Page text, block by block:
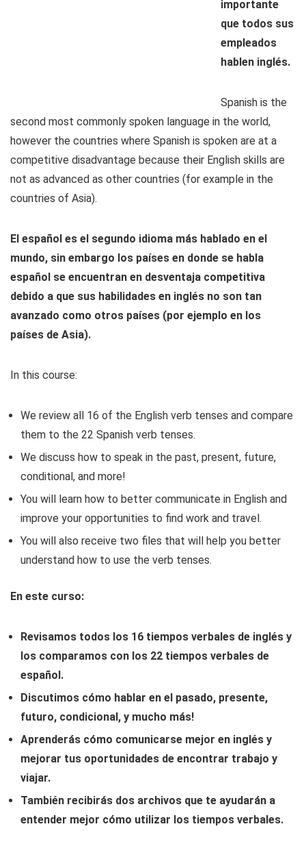
importante
que todos sus
empleados
hablen inglés.
Spanish is the
second most commonly spoken language in the world,
however the countries where Spanish is spoken are at a
competitive disadvantage because their English skills are
not as advanced as other countries (for example in the
countries of Asia).
El español es el segundo idioma más hablado en el
mundo, sin embargo los países en donde se habla
español se encuentran en desventaja competitiva
debido a que sus habilidades en inglés no son tan
avanzado como otros países (por ejemplo en los
países de Asia).
In this course:
We review all 16 of the English verb tenses and compare
them to the 22 Spanish verb tenses.
We discuss how to speak in the past, present, future,
conditional, and more!
You will learn how to better communicate in English and
improve your opportunities to find work and travel.
You will also receive two files that will help you better
understand how to use the verb tenses.
En este curso:
Revisamos todos los 16 tiempos verbales de inglés y
los comparamos con los 22 tiempos verbales de
español.
Discutimos cómo hablar en el pasado, presente,
futuro, condicional, y mucho más!
Aprenderás cómo comunicarse mejor en inglés y
mejorar tus oportunidades de encontrar trabajo y
viajar.
También recibirás dos archivos que te ayudarán a
entender mejor cómo utilizar los tiempos verbales.